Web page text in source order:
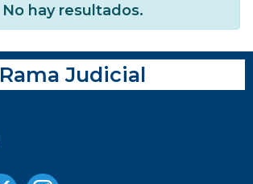
No hay resultados.
Rama Judicial